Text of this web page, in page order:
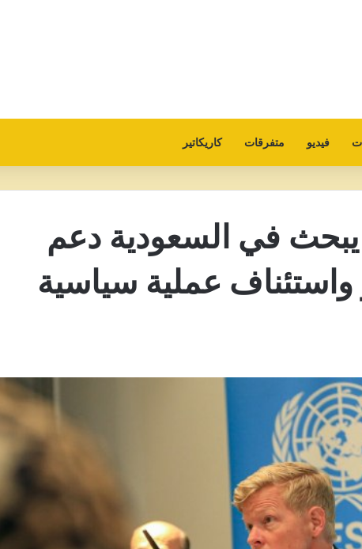
فيديو متفرقات كاريكاتير
يبحث في السعودية دعم
عملية سياسية